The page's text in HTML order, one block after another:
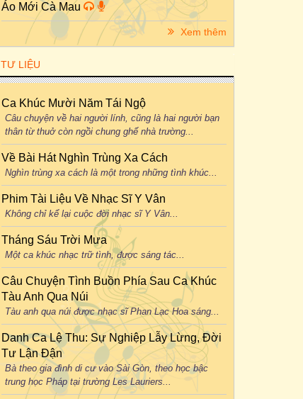
Áo Mới Cà Mau
Xem thêm
TƯ LIỆU
Ca Khúc Mười Năm Tái Ngộ
Câu chuyện về hai người lính, cũng là hai người bạn
thân từ thuở còn ngồi chung ghế nhà trường...
Về Bài Hát Nghìn Trùng Xa Cách
Nghìn trùng xa cách là một trong những tình khúc...
Phim Tài Liệu Về Nhạc Sĩ Y Vân
Không chỉ kể lại cuộc đời nhạc sĩ Y Vân...
Tháng Sáu Trời Mưa
Một ca khúc nhạc trữ tình, được sáng tác...
Câu Chuyện Tình Buồn Phía Sau Ca Khúc
Tàu Anh Qua Núi
Tàu anh qua núi được nhạc sĩ Phan Lạc Hoa sáng...
Danh Ca Lệ Thu: Sự Nghiệp Lẫy Lừng, Đời
Tư Lận Đận
Bà theo gia đình di cư vào Sài Gòn, theo học bậc
trung học Pháp tại trường Les Lauriers...